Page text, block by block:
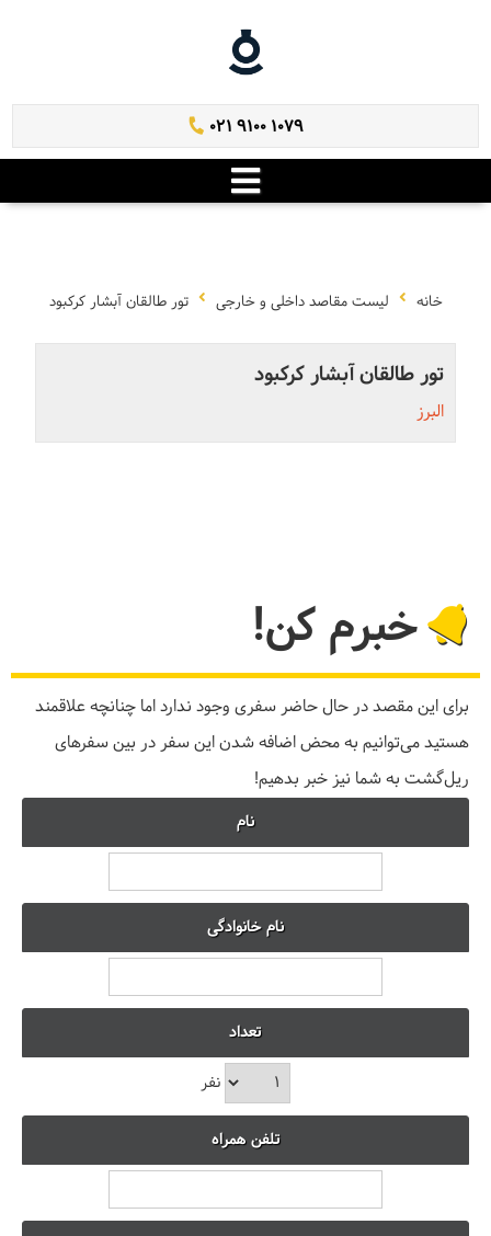
021 9100 1079
خانه لیست مقاصد داخلی و خارجی تور طالقان آبشار کرکبود
تور طالقان آبشار کرکبود
البرز
خبرم کن!
برای این مقصد در حال حاضر سفری وجود ندارد اما چنانچه علاقمند
هستید می‌توانیم به محض اضافه شدن این سفر در بین سفرهای
ریل‌گشت به شما نیز خبر بدهیم!
نام
نام خانوادگی
تعداد
نفر
تلفن همراه